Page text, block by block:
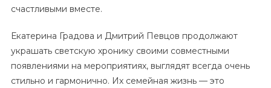
счастливыми вместе.
Екатерина Градова и Дмитрий Певцов продолжают
украшать светскую хронику своими совместными
появлениями на мероприятиях, выглядят всегда очень
стильно и гармонично. Их семейная жизнь — это